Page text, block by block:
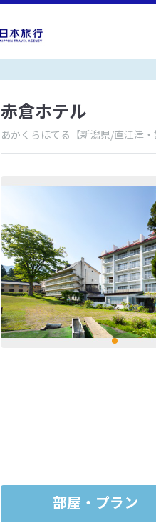
赤倉ホテル
あかくらほてる 【新潟県/直江津
部屋・プラン